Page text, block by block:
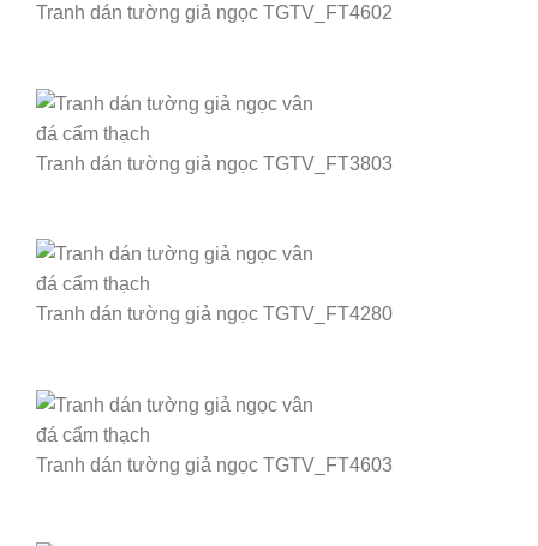
Tranh dán tường giả ngọc TGTV_FT4602
Tranh dán tường giả ngọc TGTV_FT3803
Tranh dán tường giả ngọc TGTV_FT4280
Tranh dán tường giả ngọc TGTV_FT4603